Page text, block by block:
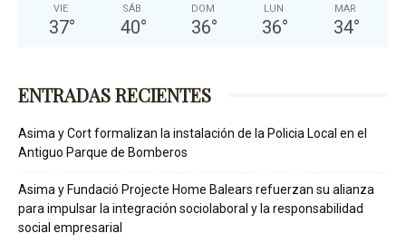
VIE
37°
SÁB
40°
DOM
36°
LUN
36°
MAR
34°
ENTRADAS RECIENTES
Asima y Cort formalizan la instalación de la Policia Local en el
Antiguo Parque de Bomberos
Asima y Fundació Projecte Home Balears refuerzan su alianza
para impulsar la integración sociolaboral y la responsabilidad
social empresarial